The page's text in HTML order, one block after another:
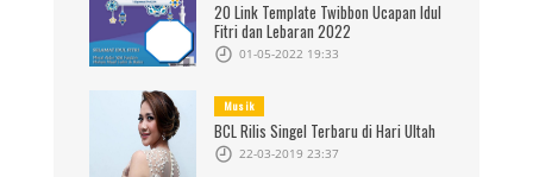
20 Link Template Twibbon Ucapan Idul
Fitri dan Lebaran 2022
01-05-2022 19:33
Musik
BCL Rilis Singel Terbaru di Hari Ultah
22-03-2019 23:37